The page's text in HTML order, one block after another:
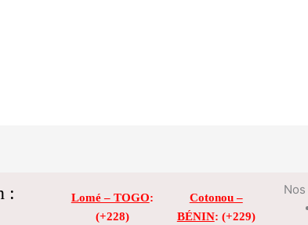
: Lomé – TOGO:
(+228)
Cotonou –
BÉNIN: (+229)